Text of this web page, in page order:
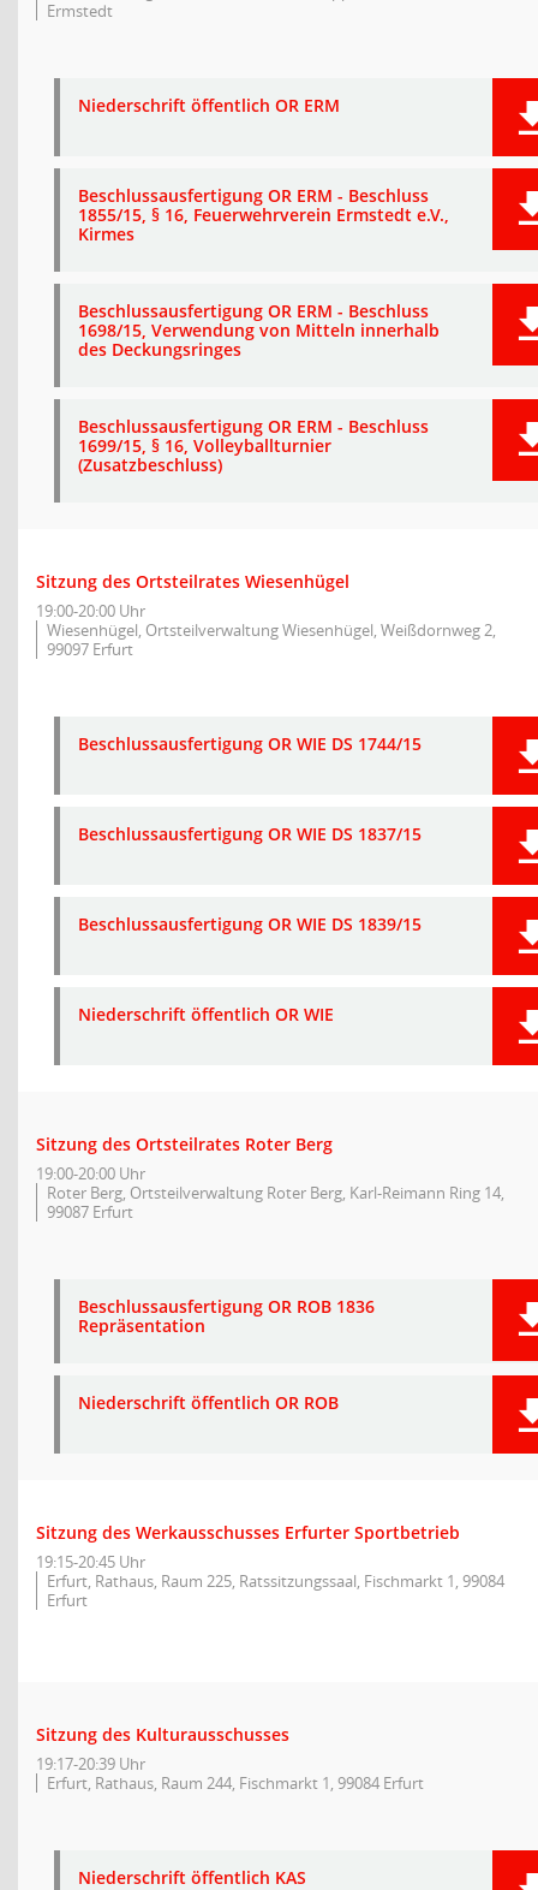
Ermstedt
Niederschrift öffentlich OR ERM
Beschlussausfertigung OR ERM - Beschluss
1855/15, § 16, Feuerwehrverein Ermstedt e.V.,
Kirmes
Beschlussausfertigung OR ERM - Beschluss
1698/15, Verwendung von Mitteln innerhalb
des Deckungsringes
Beschlussausfertigung OR ERM - Beschluss
1699/15, § 16, Volleyballturnier
(Zusatzbeschluss)
Sitzung des Ortsteilrates Wiesenhügel
19:00-20:00 Uhr
Wiesenhügel, Ortsteilverwaltung Wiesenhügel, Weißdornweg 2,
99097 Erfurt
Beschlussausfertigung OR WIE DS 1744/15
Beschlussausfertigung OR WIE DS 1837/15
Beschlussausfertigung OR WIE DS 1839/15
Niederschrift öffentlich OR WIE
Sitzung des Ortsteilrates Roter Berg
19:00-20:00 Uhr
Roter Berg, Ortsteilverwaltung Roter Berg, Karl-Reimann Ring 14,
99087 Erfurt
Beschlussausfertigung OR ROB 1836
Repräsentation
Niederschrift öffentlich OR ROB
Sitzung des Werkausschusses Erfurter Sportbetrieb
19:15-20:45 Uhr
Erfurt, Rathaus, Raum 225, Ratssitzungssaal, Fischmarkt 1, 99084
Erfurt
Sitzung des Kulturausschusses
19:17-20:39 Uhr
Erfurt, Rathaus, Raum 244, Fischmarkt 1, 99084 Erfurt
Niederschrift öffentlich KAS